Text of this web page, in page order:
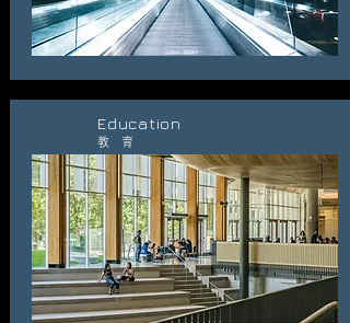
Education
教 育